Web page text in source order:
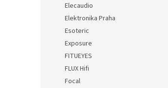
Elecaudio
Elektronika Praha
Esoteric
Exposure
FITUEYES
FLUX Hifi
Focal